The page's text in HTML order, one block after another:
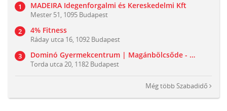
MADEIRA Idegenforgalmi és Kereskedelmi Kft
Mester 51, 1095 Budapest
4% Fitness
Ráday utca 16, 1092 Budapest
Dominó Gyermekcentrum | Magánbölcsőde - Családi Játszóház
Torda utca 20, 1182 Budapest
Még többSzabadidő